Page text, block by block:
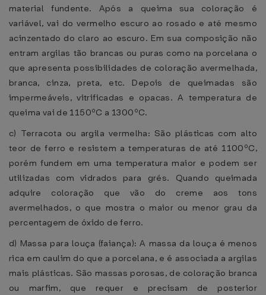
material fundente. Após a queima sua coloração é
variável, vai do vermelho escuro ao rosado e até mesmo
acinzentado do claro ao escuro. Em sua composição não
entram argilas tão brancas ou puras como na porcelana o
que apresenta possibilidades de coloração avermelhada,
branca, cinza, preta, etc. Depois de queimadas são
impermeáveis, vitrificadas e opacas. A temperatura de
queima vai de 1150ºC a 1300ºC.
c) Terracota ou argila vermelha: São plásticas com alto
teor de ferro e resistem a temperaturas de até 1100ºC,
porém fundem em uma temperatura maior e podem ser
utilizadas com vidrados para grés. Quando queimada
adquire coloração que vão do creme aos tons
avermelhados, o que mostra o maior ou menor grau da
percentagem de óxido de ferro.
d) Massa para louça (faiança): A massa da louça é menos
rica em caulim do que a porcelana, e é associada a argilas
mais plásticas. São massas porosas, de coloração branca
ou marfim, que requer e precisam de posterior